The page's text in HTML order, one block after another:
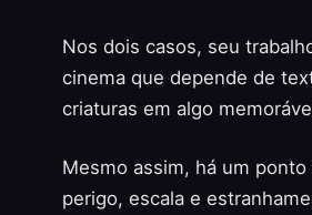
Nos dois casos, seu
cinema que depende de
criaturas em algo
Mesmo assim, há um
perigo, escala e